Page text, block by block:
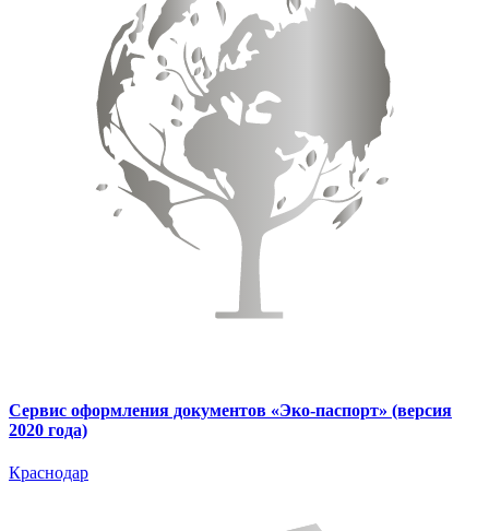
Сервис оформления документов «Эко-паспорт» (версия
2020 года)
Краснодар